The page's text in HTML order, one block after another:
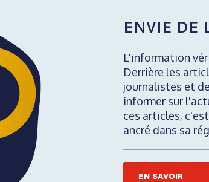
ENVIE DE
L'information
Derrière les
journalistes et
informer sur
ces articles,
ancré dans sa
EN SAVOIR